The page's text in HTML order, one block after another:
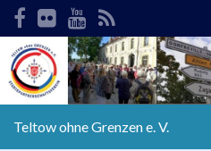
Search for:
Teltow ohne Grenzen e. V.